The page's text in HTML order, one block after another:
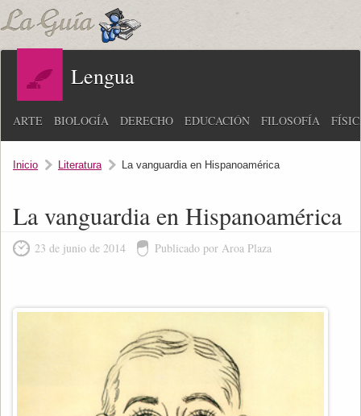
Lengua
ARTE BIOLOGÍA DERECHO EDUCACIÓN FILOSOFÍA
Inicio Literatura La vanguardia en Hispanoamérica
La vanguardia en Hispanoamérica
23 de junio de 2014 Publicado por Aroa Plaza